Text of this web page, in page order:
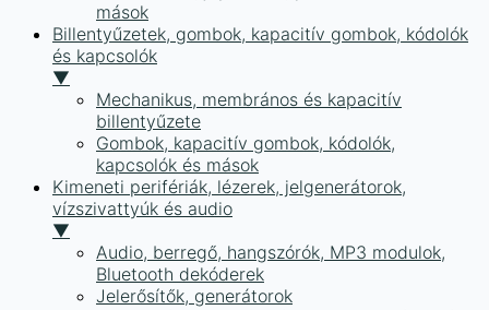
mások
Billentyűzetek, gombok, kapacitív gombok, kódolók
és kapcsolók
▼
Mechanikus, membrános és kapacitív
billentyűzete
Gombok, kapacitív gombok, kódolók,
kapcsolók és mások
Kimeneti perifériák, lézerek, jelgenerátorok,
vízszivattyúk és audio
▼
Audio, berregő, hangszórók, MP3 modulok,
Bluetooth dekóderek
Jelerősítők, generátorok